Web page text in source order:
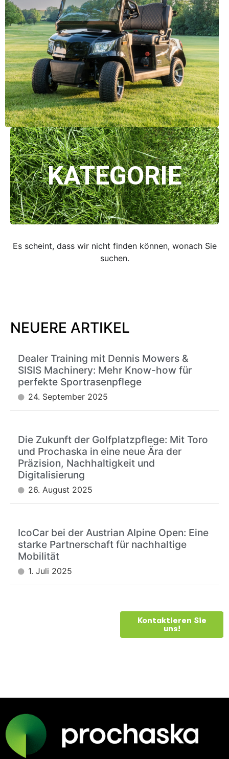
KATEGORIE
Es scheint, dass wir nicht finden können, wonach Sie
suchen.
NEUERE ARTIKEL
Dealer Training mit Dennis Mowers &
SISIS Machinery: Mehr Know-how für
perfekte Sportrasenpflege
24. September 2025
Die Zukunft der Golfplatzpflege: Mit Toro
und Prochaska in eine neue Ära der
Präzision, Nachhaltigkeit und
Digitalisierung
26. August 2025
IcoCar bei der Austrian Alpine Open: Eine
starke Partnerschaft für nachhaltige
Mobilität
1. Juli 2025
Kontaktieren Sie
uns!